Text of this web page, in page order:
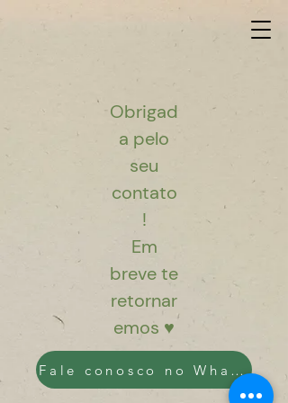
Obrigad
a pelo
seu
contato
!
Em
breve te
retornar
emos ♥
Fale conosco no WhatsApp